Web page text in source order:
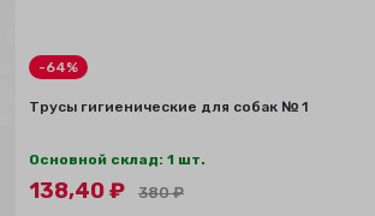
-64%
Трусы гигиенические для собак № 1
Основной склад: 1 шт.
138,40₽ 380₽